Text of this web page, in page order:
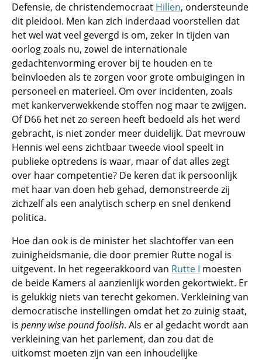
Defensie, de christendemocraat Hillen, ondersteunde
dit pleidooi. Men kan zich inderdaad voorstellen dat
het wel wat veel gevergd is om, zeker in tijden van
oorlog zoals nu, zowel de internationale
gedachtenvorming erover bij te houden en te
beïnvloeden als te zorgen voor grote ombuigingen in
personeel en materieel. Om over incidenten, zoals
met kankerverwekkende stoffen nog maar te zwijgen.
Of D66 het net zo sereen heeft bedoeld als het werd
gebracht, is niet zonder meer duidelijk. Dat mevrouw
Hennis wel eens zichtbaar tweede viool speelt in
publieke optredens is waar, maar of dat alles zegt
over haar competentie? De keren dat ik persoonlijk
met haar van doen heb gehad, demonstreerde zij
zichzelf als een analytisch scherp en snel denkend
politica.
Hoe dan ook is de minister het slachtoffer van een
zuinigheidsmanie, die door premier Rutte nogal is
uitgevent. In het regeerakkoord van Rutte I moesten
de beide Kamers al aanzienlijk worden gekortwiekt. Er
is gelukkig niets van terecht gekomen. Verkleining van
democratische instellingen omdat het zo zuinig staat,
is penny wise pound foolish. Als er al gedacht wordt aan
verkleining van het parlement, dan zou dat de
uitkomst moeten zijn van een inhoudelijke